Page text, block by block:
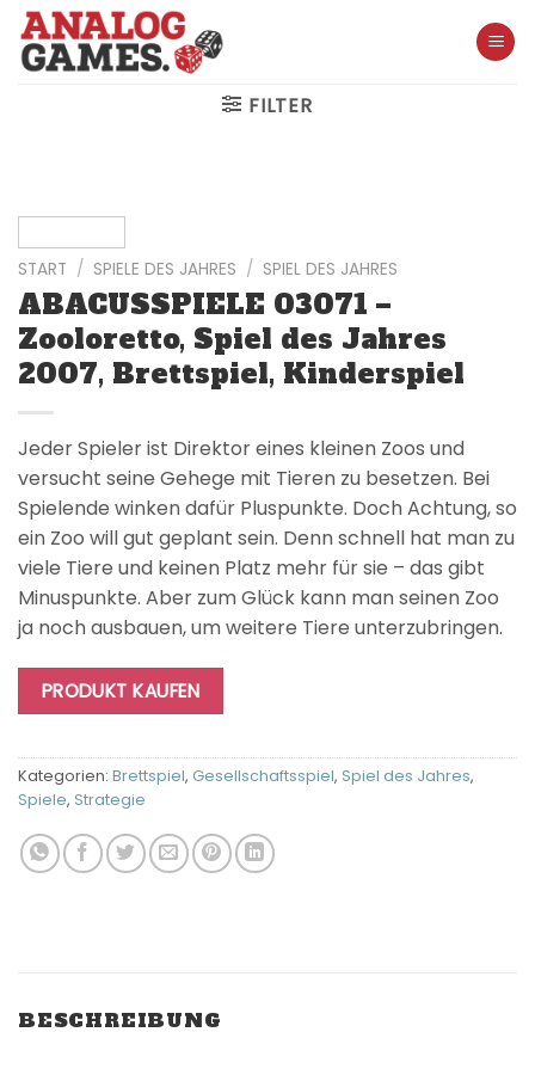
Skip
content
FILTER
START / SPIELE DES JAHRES / SPIEL DES JAHRES
ABACUSSPIELE 03071 –
Zooloretto, Spiel des Jahres
2007, Brettspiel, Kinderspiel
Jeder Spieler ist Direktor eines kleinen Zoos und
versucht seine Gehege mit Tieren zu besetzen. Bei
Spielende winken dafür Pluspunkte. Doch Achtung, so
ein Zoo will gut geplant sein. Denn schnell hat man zu
viele Tiere und keinen Platz mehr für sie – das gibt
Minuspunkte. Aber zum Glück kann man seinen Zoo
ja noch ausbauen, um weitere Tiere unterzubringen.
PRODUKT KAUFEN
Kategorien: Brettspiel, Gesellschaftsspiel, Spiel des Jahres,
Spiele, Strategie
BESCHREIBUNG